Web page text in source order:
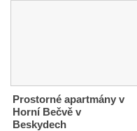
Prostorné apartmány v
Horní Bečvě v
Beskydech